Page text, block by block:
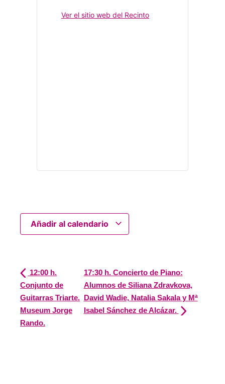
Ver el sitio web del Recinto
Añadir al calendario
12:00 h.
Conjunto de
Guitarras Triarte.
Museum Jorge
Rando.
17:30 h. Concierto de Piano:
Alumnos de Siliana Zdravkova,
David Wadie, Natalia Sakala y Mª
Isabel Sánchez de Alcázar.